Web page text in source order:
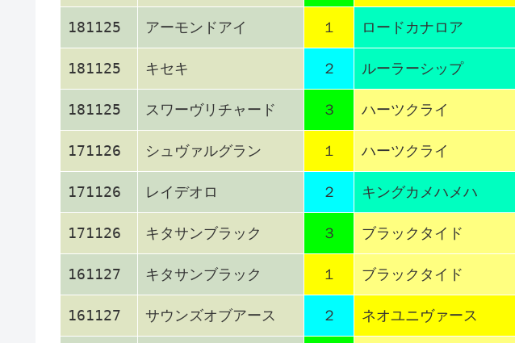
181125 アーモンドアイ １ ロードカナロア
181125 キセキ ２ ルーラーシップ
181125 スワーヴリチャード ３ ハーツクライ
171126 シュヴァルグラン １ ハーツクライ
171126 レイデオロ ２ キングカメハメハ
171126 キタサンブラック ３ ブラックタイド
161127 キタサンブラック １ ブラックタイド
161127 サウンズオブアース ２ ネオユニヴァース